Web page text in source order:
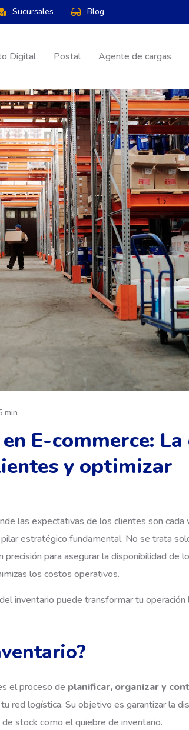
Sucursales Blog
Digital Postal Agente de cargas
min
E-commerce: La
y optimizar
las expectativas de los clientes son cada
estratégico fundamental. No se trata
para asegurar la disponibilidad de
los costos operativos.
inventario puede transformar tu operación
el proceso de planificar, organizar y
red logística. Su objetivo es garantizar la
stock como el quiebre de inventario.